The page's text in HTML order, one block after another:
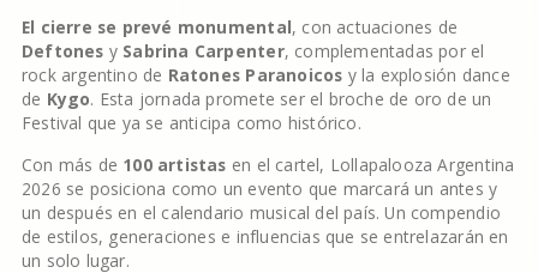
El cierre se prevé monumental, con actuaciones de
Deftones y Sabrina Carpenter, complementadas por el
rock argentino de Ratones Paranoicos y la explosión dance
de Kygo. Esta jornada promete ser el broche de oro de un
Festival que ya se anticipa como histórico.
Con más de 100 artistas en el cartel, Lollapalooza Argentina
2026 se posiciona como un evento que marcará un antes y
un después en el calendario musical del país. Un compendio
de estilos, generaciones e influencias que se entrelazarán en
un solo lugar.